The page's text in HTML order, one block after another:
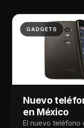
GADGETS
Nuevo
en México
El nuevo teléfono